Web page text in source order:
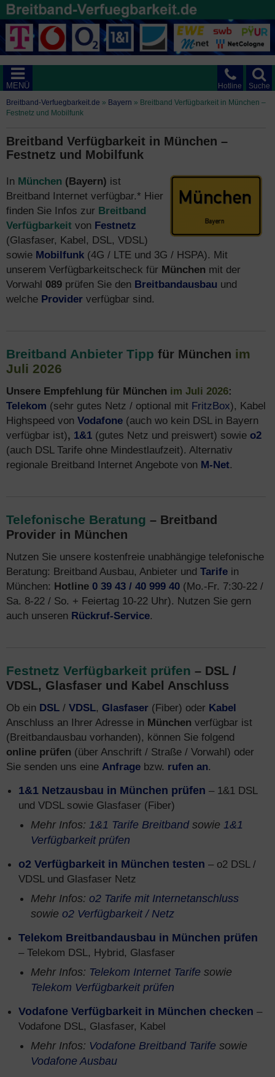
Suche
Hotline
MENÜ
Breitband-Verfuegbarkeit.de » Bayern » Breitband Verfügbarkeit in München –
Festnetz und Mobilfunk
Breitband Verfügbarkeit in München –
Festnetz und Mobilfunk
In München (Bayern) ist
Breitband Internet verfügbar.* Hier
finden Sie Infos zur Breitband
Verfügbarkeit von Festnetz
(Glasfaser, Kabel, DSL, VDSL)
sowie Mobilfunk (4G / LTE und 3G / HSPA). Mit
unserem Verfügbarkeitscheck für München mit der
Vorwahl 089 prüfen Sie den Breitbandausbau und
welche Provider verfügbar sind.
Breitband Anbieter Tipp für München im
Juli 2026
Unsere Empfehlung für München im Juli 2026:
Telekom (sehr gutes Netz / optional mit FritzBox), Kabel
Highspeed von Vodafone (auch wo kein DSL in Bayern
verfügbar ist), 1&1 (gutes Netz und preiswert) sowie o2
(auch DSL Tarife ohne Mindestlaufzeit). Alternativ
regionale Breitband Internet Angebote von M-Net.
Telefonische Beratung – Breitband
Provider in München
Nutzen Sie unsere kostenfreie unabhängige telefonische
Beratung: Breitband Ausbau, Anbieter und Tarife in
München: Hotline 0 39 43 / 40 999 40 (Mo.-Fr. 7:30-22 /
Sa. 8-22 / So. + Feiertag 10-22 Uhr). Nutzen Sie gern
auch unseren Rückruf-Service.
Festnetz Verfügbarkeit prüfen – DSL /
VDSL, Glasfaser und Kabel Anschluss
Ob ein DSL / VDSL, Glasfaser (Fiber) oder Kabel
Anschluss an Ihrer Adresse in München verfügbar ist
(Breitbandausbau vorhanden), können Sie folgend
online prüfen (über Anschrift / Straße / Vorwahl) oder
Sie senden uns eine Anfrage bzw. rufen an.
1&1 Netzausbau in München prüfen – 1&1 DSL
und VDSL sowie Glasfaser (Fiber)
Mehr Infos: 1&1 Tarife Breitbandsowie 1&1
Verfügbarkeit prüfen
o2 Verfügbarkeit in München testen – o2 DSL /
VDSL und Glasfaser Netz
Mehr Infos: o2 Tarife mit Internetanschluss
sowie o2 Verfügbarkeit / Netz
Telekom Breitbandausbau in München prüfen
– Telekom DSL, Hybrid, Glasfaser
Mehr Infos: Telekom Internet Tarife sowie
Telekom Verfügbarkeit prüfen
Vodafone Verfügbarkeit in München checken –
Vodafone DSL, Glasfaser, Kabel
Mehr Infos: Vodafone Breitband Tarife sowie
Vodafone Ausbau